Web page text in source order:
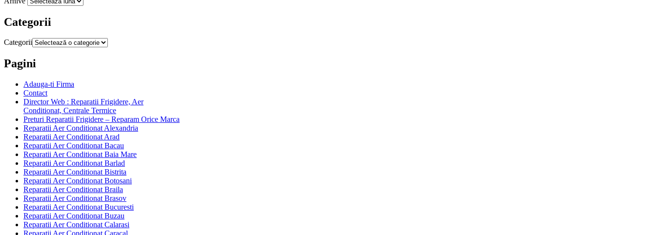
Categorii
Categorii
Pagini
Adauga-ti Firma
Contact
Director Web : Reparatii Frigidere, Aer
Conditionat, Centrale Termice
Preturi Reparatii Frigidere – Reparam Orice Marca
Reparatii Aer Conditionat Alexandria
Reparatii Aer Conditionat Arad
Reparatii Aer Conditionat Bacau
Reparatii Aer Conditionat Baia Mare
Reparatii Aer Conditionat Barlad
Reparatii Aer Conditionat Bistrita
Reparatii Aer Conditionat Botosani
Reparatii Aer Conditionat Braila
Reparatii Aer Conditionat Brasov
Reparatii Aer Conditionat Bucuresti
Reparatii Aer Conditionat Buzau
Reparatii Aer Conditionat Calarasi